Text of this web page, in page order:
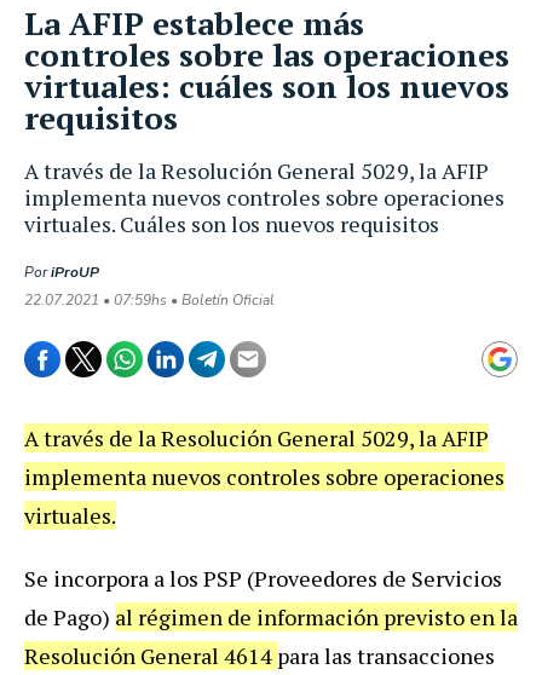
A través de la Resolución General 5029, la AFIP
implementa nuevos controles sobre operaciones
virtuales. Cuáles son los nuevos requisitos
PoriProUP
22.07.2021 • 07:59hs • Boletín Oficial
La AFIP establece más
controles sobre las operaciones
virtuales: cuáles son los nuevos
requisitos
A través de la Resolución General 5029, la AFIP
implementa nuevos controles sobre operaciones
virtuales.
Se incorpora a los PSP (Proveedores de Servicios
de Pago) al régimen de información previsto en la
Resolución General 4614 para las transacciones